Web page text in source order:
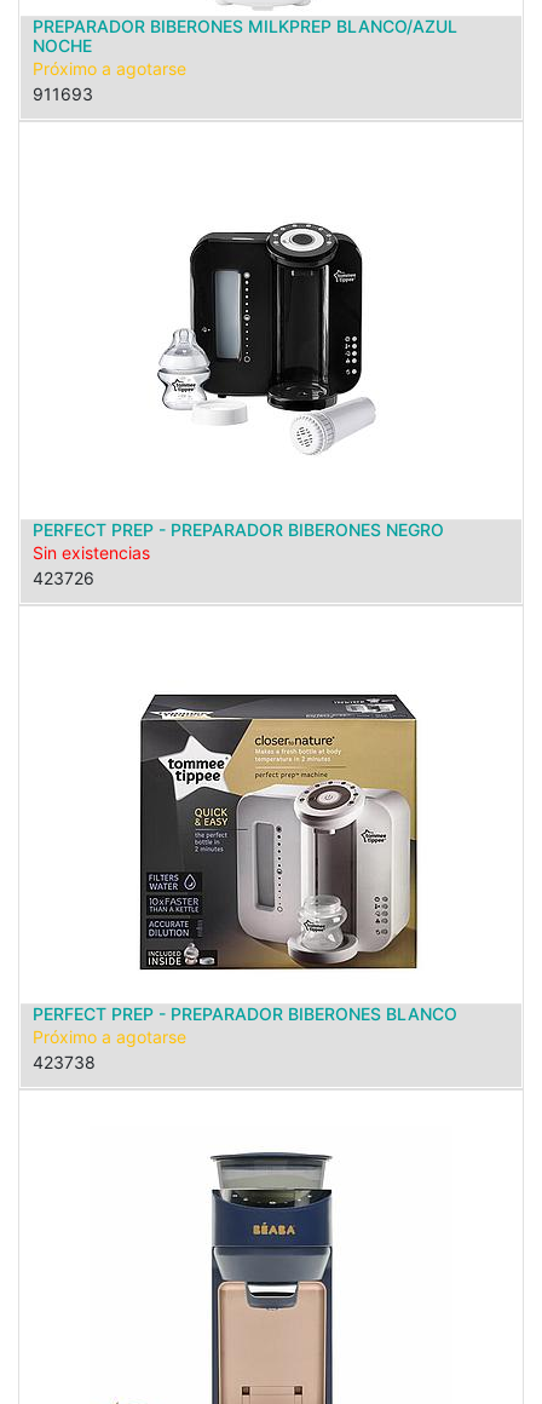
PREPARADOR BIBERONES MILKPREP BLANCO/AZUL
NOCHE
Próximo a agotarse
911693
PERFECT PREP - PREPARADOR BIBERONES NEGRO
Sin existencias
423726
PERFECT PREP - PREPARADOR BIBERONES BLANCO
Próximo a agotarse
423738